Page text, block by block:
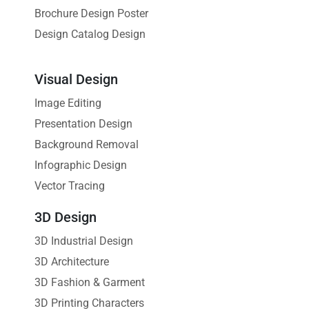
Brochure Design Poster
Design Catalog Design
Visual Design
Image Editing
Presentation Design
Background Removal
Infographic Design
Vector Tracing
3D Design
3D Industrial Design
3D Architecture
3D Fashion & Garment
3D Printing Characters